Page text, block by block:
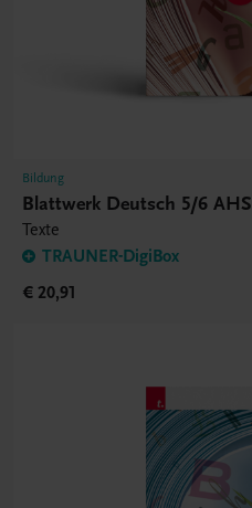
Bildung
Blattwerk Deutsch 5/6 AHS
Texte
TRAUNER-DigiBox
€ 20,91